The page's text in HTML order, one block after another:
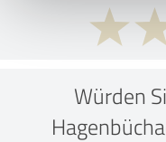
Würden